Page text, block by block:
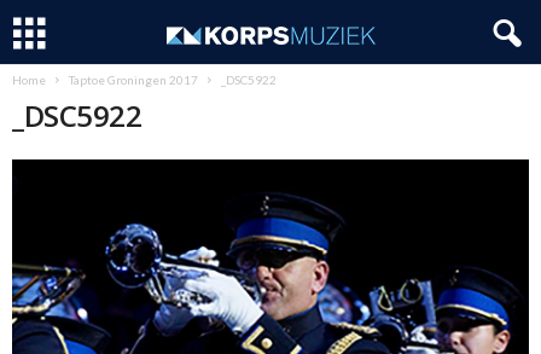
Home Taptoe Groningen 2017 _DSC5922
_DSC5922